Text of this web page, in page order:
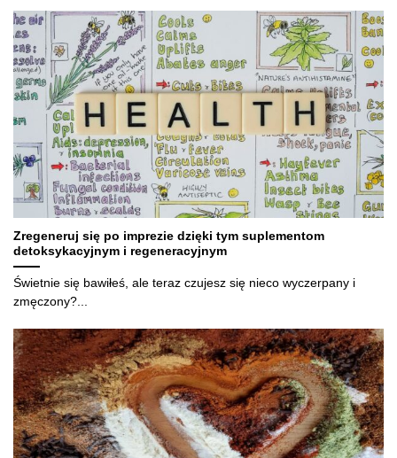
Zregeneruj się po imprezie dzięki tym suplementom
detoksykacyjnym i regeneracyjnym
Świetnie się bawiłeś, ale teraz czujesz się nieco wyczerpany i
zmęczony?...